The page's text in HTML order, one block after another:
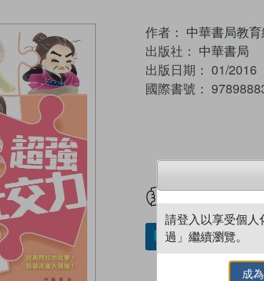
作者： 中華書局教育
出版社： 中華書局
出版日期： 01/2016
國際書號：
加入／閱讀電
請登入以享受個人
過」繼續瀏覽。
成